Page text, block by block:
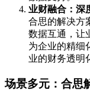
业财融合：深
合思的解决方
数据互通，让
为企业的精细
业的财务透明
场景多元：合思